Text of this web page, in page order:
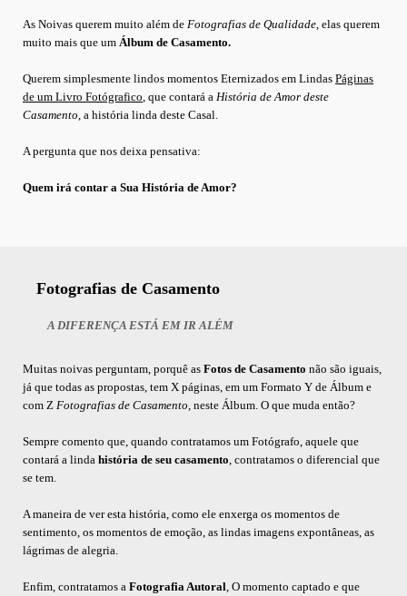
As Noivas querem muito além de Fotografias de Qualidade , elas querem
muito mais que um Álbum de Casamento.
Querem simplesmente lindos momentos Eternizados em Lindas Páginas
de um Livro Fotógrafico , que contará a História de Amor deste
Casamento , a história linda deste Casal.
A pergunta que nos deixa pensativa:
Quem irá contar a Sua História de Amor?
Fotografias de Casamento
A DIFERENÇA ESTÁ EM IR ALÉM
Muitas noivas perguntam, porquê as Fotos de Casamento não são iguais,
já que todas as propostas, tem X páginas, em um Formato Y de Álbum e
com Z Fotografias de Casamento, neste Álbum. O que muda então?
Sempre comento que, quando contratamos um Fotógrafo, aquele que
contará a linda história de seu casamento , contratamos o diferencial que
se tem.
A maneira de ver esta história, como ele enxerga os momentos de
sentimento, os momentos de emoção, as lindas imagens expontâneas, as
lágrimas de alegria.
Enfim, contratamos a Fotografia Autoral , O momento captado e que